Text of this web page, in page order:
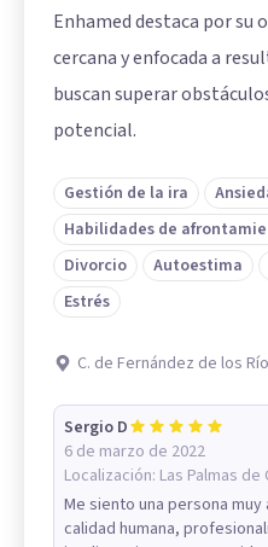
Enhamed destaca por su
cercana y enfocada a
buscan superar
potencial.
Gestión de la ira
Habilidades de
Divorcio
Autoestima
Estrés
C. de Fernández de los
Sergio D
6 de marzo de 2022
Localización: Las Palmas de
Me siento una persona
calidad humana,